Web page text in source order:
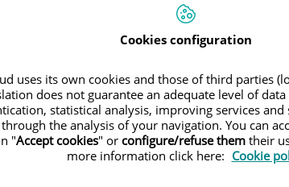
Cookies configuration
uses its own cookies and those of third parties
does not guarantee an adequate level of
statistical analysis, improving services
the analysis of your navigation. You can
"Accept cookies" or configure/refuse themtheir
more information click here: Cookie